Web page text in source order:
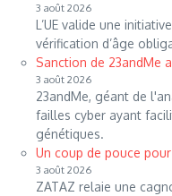
3 août 2026
L’UE valide une
vérification d’âge
Sanction de 23andMe
3 août 2026
23andMe, géant de
failles cyber ayant
génétiques.
Un coup de pouce
3 août 2026
ZATAZ relaie une